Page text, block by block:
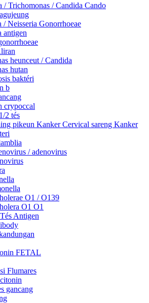
/ Trichomonas / Candida Cando
/ Neisseria Gonorrhoeae
antigen
heunceut / Candida
hutan
baktéri
b
crypoccal
2 tés
pikeun Kanker Cervical sareng Kanker
/ adenovirus
O1 / O139
O1 O1
Antigen
FETAL
Flumares
gancang